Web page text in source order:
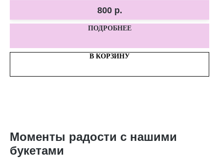
800 р.
ПОДРОБНЕЕ
В КОРЗИНУ
Моменты радости с нашими
букетами